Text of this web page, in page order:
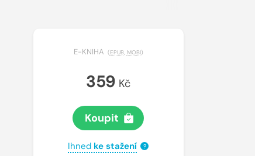
E-KNIHA (EPUB, MOBI)
359 Kč
Koupit
Ihned ke stažení ?